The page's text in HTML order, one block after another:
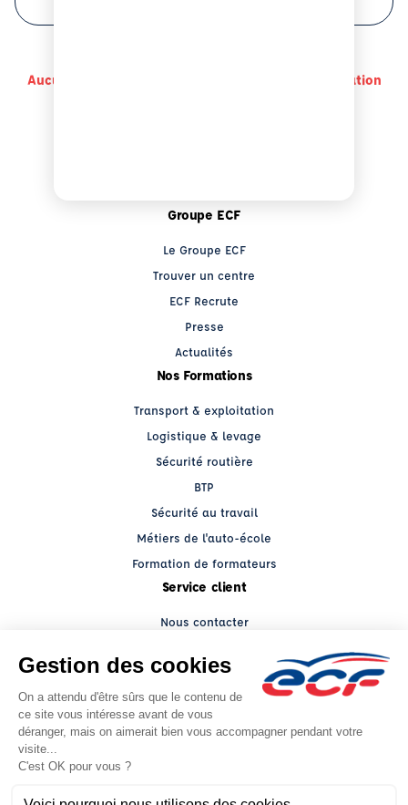
Aucun centre a des disponibilité pour cette formation
Groupe ECF
Le Groupe ECF
Trouver un centre
ECF Recrute
Presse
Actualités
Nos Formations
Transport & exploitation
Logistique & levage
Sécurité routière
BTP
Sécurité au travail
Métiers de l'auto-école
Formation de formateurs
Service client
Nous contacter
Espace client
Grands comptes